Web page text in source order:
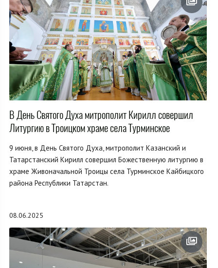
В День Святого Духа митрополит Кирилл совершил
Литургию в Троицком храме села Турминское
9 июня, в День Святого Духа, митрополит Казанский и
Татарстанский Кирилл совершил Божественную литургию в
храме Живоначальной Троицы села Турминское Кайбицкого
района Республики Татарстан.
08.06.2025